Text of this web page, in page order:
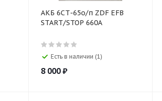
АКБ 6СТ-65о/п ZDF EFB
START/STOP 660A
Есть в наличии (1)
8 000₽